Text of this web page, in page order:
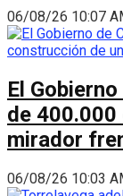
06/08/26 10:07
El
de
mirador
06/08/26 10:03